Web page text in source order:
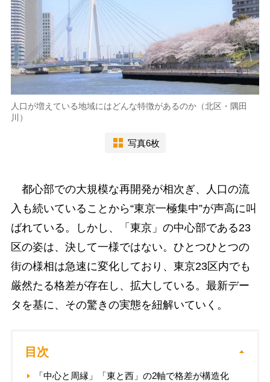
人口が増えている地域にはどんな特徴があるのか（北区・隅田
川）
写真6枚
都心部での大規模な再開発が相次ぎ、人口の流
入も続いていることから“東京一極集中”が声高に叫
ばれている。しかし、「東京」の中心部である23
区の姿は、決して一様ではない。ひとつひとつの
街の様相は急速に変化しており、東京23区内でも
厳然たる格差が存在し、拡大している。最新デー
タを基に、その驚きの実態を紐解いていく。
目次
「中心と周縁」「東と西」の2軸で格差が構造化